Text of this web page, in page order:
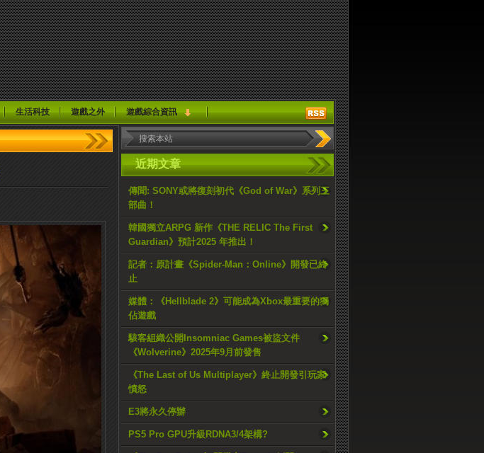
生活科技 遊戲之外 遊戲綜合資訊
近期文章
傳聞: SONY或將復刻初代《God of War》系列三
部曲！
韓國獨立ARPG 新作《THE RELIC The First
Guardian》預計2025 年推出！
記者：原計畫《Spider-Man：Online》開發已終
止
媒體：《Hellblade 2》可能成為Xbox最重要的獨
佔遊戲
駭客組織公開Insomniac Games被盜文件
《Wolverine》2025年9月前發售
《The Last of Us Multiplayer》終止開發引玩家
憤怒
E3將永久停辦
PS5 Pro GPU升級RDNA3/4架構?